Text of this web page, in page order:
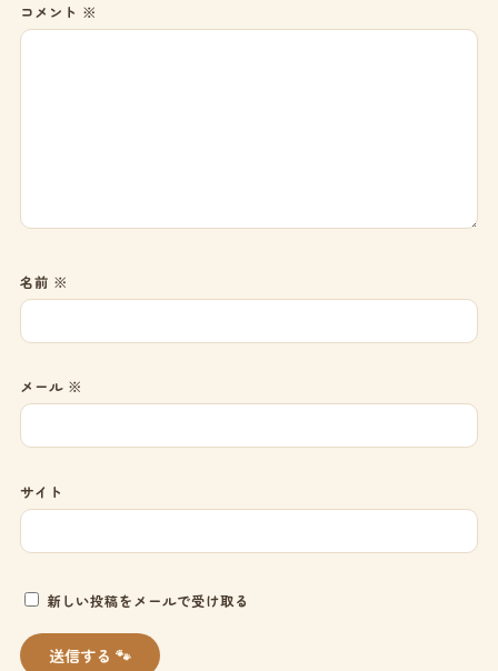
コメント ※
名前 ※
メール ※
サイト
新しい投稿をメールで受け取る